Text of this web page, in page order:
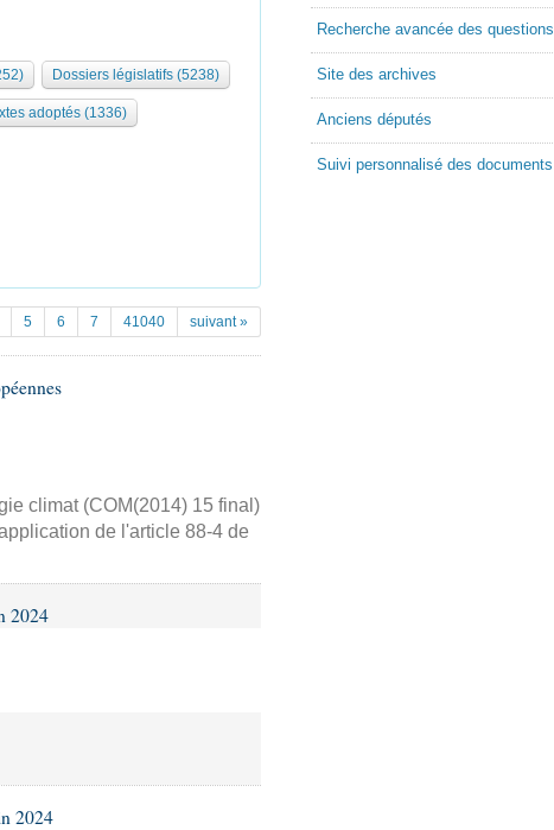
Dossiers législatifs (5238)
adoptés (1336)
5 6 7 41040 suivant »
climat (COM(2014) 15 final)
de l'article 88-4 de
2024
2024
Recherche avancée des questions
Site des archives
Anciens députés
Suivi personnalisé des documents